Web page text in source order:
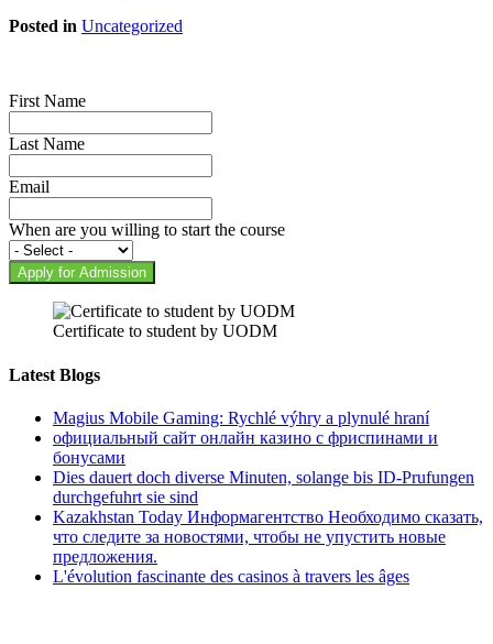
Posted in Uncategorized
First Name
Last Name
Email
When are you willing to start the course
Apply for Admission
Certificate to student by UODM
Latest Blogs
Magius Mobile Gaming: Rychlé výhry a plynulé hraní
официальный сайт онлайн казино с фриспинами и
бонусами
Dies dauert doch diverse Minuten, solange bis ID-Prufungen
durchgefuhrt sie sind
Kazakhstan Today Информагентство Необходимо сказать,
что следите за новостями, чтобы не упустить новые
предложения.
L'évolution fascinante des casinos à travers les âges